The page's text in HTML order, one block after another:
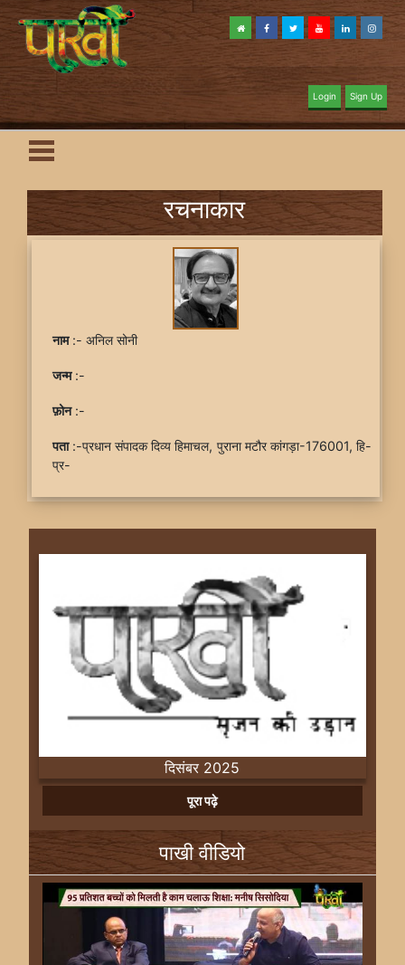
Login Sign Up
रचनाकार
नाम:- अनिल सोनी
जन्म:-
फ़ोन:-
पता:-प्रधान संपादक दिव्य हिमाचल, पुराना मटौर कांगड़ा-176001, हि-
प्र-
दिसंबर 2025
Previous
Next
पूरा पढ़े
पाखी वीडियो